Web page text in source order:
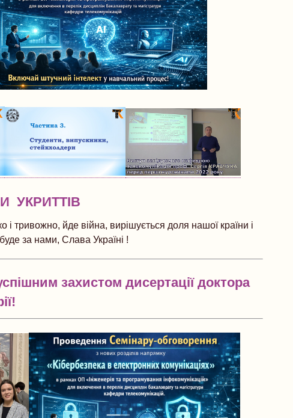
УКРИТТІВ
і тривожно, йде війна, вирішується доля нашої країни і
за нами, Слава Україні !
захистом дисертації доктора